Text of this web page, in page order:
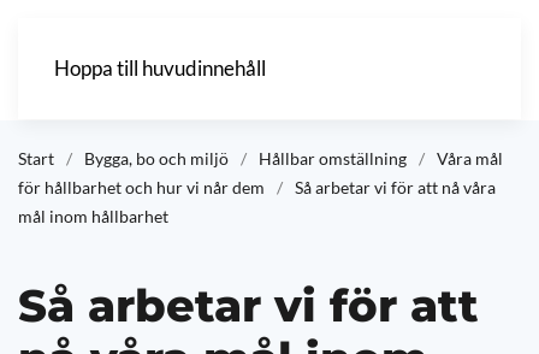
Hoppa till huvudinnehåll
Start Bygga, bo och miljö Hållbar omställning
Våra mål
för hållbarhet och hur vi når dem
Så arbetar vi för att nå våra
mål inom hållbarhet
Så arbetar vi för att